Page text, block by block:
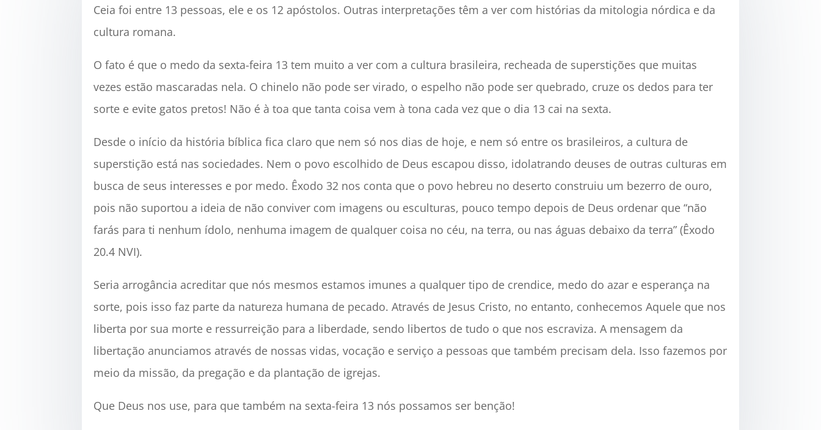
Ceia foi entre 13 pessoas, ele e os 12 apóstolos. Outras interpretações têm a ver com histórias da mitologia nórdica e da
cultura romana.
O fato é que o medo da sexta-feira 13 tem muito a ver com a cultura brasileira, recheada de superstições que muitas
vezes estão mascaradas nela. O chinelo não pode ser virado, o espelho não pode ser quebrado, cruze os dedos para ter
sorte e evite gatos pretos! Não é à toa que tanta coisa vem à tona cada vez que o dia 13 cai na sexta.
Desde o início da história bíblica fica claro que nem só nos dias de hoje, e nem só entre os brasileiros, a cultura de
superstição está nas sociedades. Nem o povo escolhido de Deus escapou disso, idolatrando deuses de outras culturas em
busca de seus interesses e por medo. Êxodo 32 nos conta que o povo hebreu no deserto construiu um bezerro de ouro,
pois não suportou a ideia de não conviver com imagens ou esculturas, pouco tempo depois de Deus ordenar que “não
farás para ti nenhum ídolo, nenhuma imagem de qualquer coisa no céu, na terra, ou nas águas debaixo da terra” (Êxodo
20.4 NVI).
Seria arrogância acreditar que nós mesmos estamos imunes a qualquer tipo de crendice, medo do azar e esperança na
sorte, pois isso faz parte da natureza humana de pecado. Através de Jesus Cristo, no entanto, conhecemos Aquele que nos
liberta por sua morte e ressurreição para a liberdade, sendo libertos de tudo o que nos escraviza. A mensagem da
libertação anunciamos através de nossas vidas, vocação e serviço a pessoas que também precisam dela. Isso fazemos por
meio da missão, da pregação e da plantação de igrejas.
Que Deus nos use, para que também na sexta-feira 13 nós possamos ser benção!